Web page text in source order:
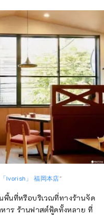
Ivorish」 福岡本店"
พื้นที่หรือบริเวณที่ทางร้านจัด
หาร ร้านฟาสต์ฟู้ดทั้งหลาย ที่